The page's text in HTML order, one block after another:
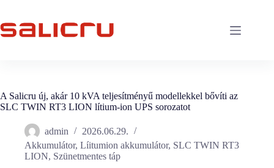
content
A Salicru új, akár 10 kVA teljesítményű modellekkel bővíti az
SLC TWIN RT3 LION lítium-ion UPS sorozatot
admin
2026.06.29.
Akkumulátor, Líitumion akkumulátor, SLC TWIN RT3
LION, Szünetmentes táp